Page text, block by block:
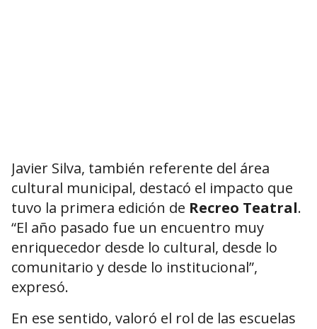
Javier Silva, también referente del área
cultural municipal, destacó el impacto que
tuvo la primera edición de Recreo Teatral.
“El año pasado fue un encuentro muy
enriquecedor desde lo cultural, desde lo
comunitario y desde lo institucional”,
expresó.
En ese sentido, valoró el rol de las escuelas